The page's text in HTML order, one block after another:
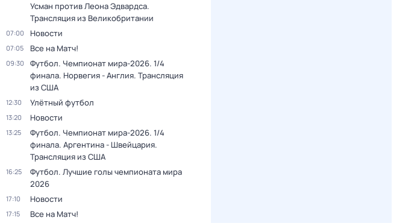
Усман против Леона Эдвардса.
Трансляция из Великобритании
07:00 Новости
07:05 Все на Матч!
09:30
Футбол. Чемпионат мира-2026. 1/4
финала. Норвегия - Англия. Трансляция
из США
12:30 Улётный футбол
13:20 Новости
13:25
Футбол. Чемпионат мира-2026. 1/4
финала. Аргентина - Швейцария.
Трансляция из США
16:25
Футбол. Лучшие голы чемпионата мира
2026
17:10 Новости
17:15 Все на Матч!